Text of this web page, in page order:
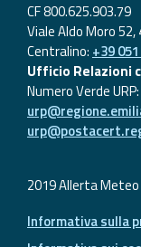
CF 800.625.903.79
Viale Aldo Moro
Centralino: +39
Ufficio Relazioni
Numero Verde URP:
2019 Allerta
Informativa sulla